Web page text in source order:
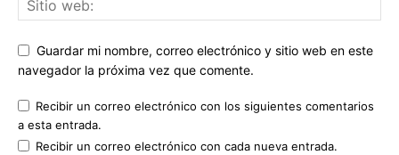
Guardar mi nombre, correo electrónico y sitio web en este
navegador la próxima vez que comente.
Recibir un correo electrónico con los siguientes comentarios
a esta entrada.
Recibir un correo electrónico con cada nueva entrada.